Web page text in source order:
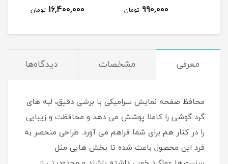
16,400,000 تومان 2,364,000 تومان
معرفی مشخصات دیدگاه‌ها
محافظ صفحه نمایش سرامیکی با برشی دقیق، لبه های
گرد گوشی را کاملا پوشش می دهد و محافظت و زیبایی
را در کنار هم برای شما فراهم می آورد. طراحی منحصر به
فرد این محصول باعث شده تا بخش هایی مثل